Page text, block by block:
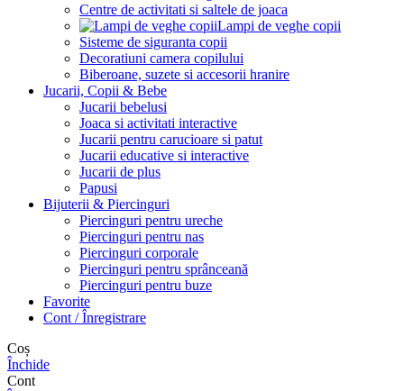
Centre de activitati si saltele de joaca
Lampi de veghe copii
Sisteme de siguranta copii
Decoratiuni camera copilului
Biberoane, suzete si accesorii hranire
Jucarii, Copii & Bebe
Jucarii bebelusi
Joaca si activitati interactive
Jucarii pentru carucioare si patut
Jucarii educative si interactive
Jucarii de plus
Papusi
Bijuterii & Piercinguri
Piercinguri pentru ureche
Piercinguri pentru nas
Piercinguri corporale
Piercinguri pentru sprânceană
Piercinguri pentru buze
Favorite
Cont / Înregistrare
Coș
Închide
Cont